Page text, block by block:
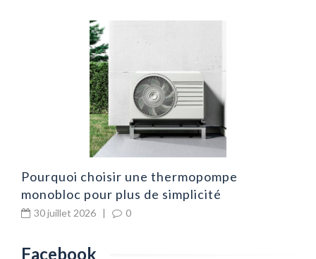
Pourquoi choisir une thermopompe
monobloc pour plus de simplicité
30 juillet 2026 | 0
Facebook